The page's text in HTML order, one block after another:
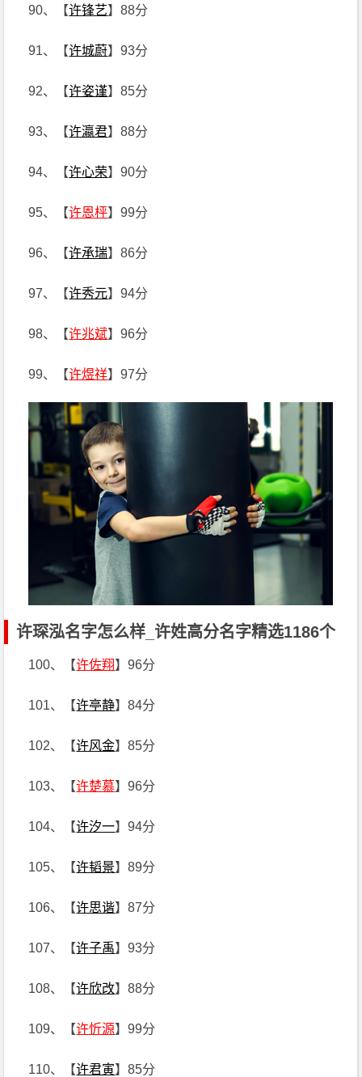
90、【许锋艺】88分
91、【许城蔚】93分
92、【许姿谨】85分
93、【许瀛君】88分
94、【许心荣】90分
95、【许恩枰】99分
96、【许承瑞】86分
97、【许秀元】94分
98、【许兆斌】96分
99、【许煜祥】97分
许琛泓名字怎么样_许姓高分名字精选1186个
100、【许佐翔】96分
101、【许亭静】84分
102、【许风金】85分
103、【许楚慕】96分
104、【许汐一】94分
105、【许韬景】89分
106、【许思谐】87分
107、【许子禹】93分
108、【许欣改】88分
109、【许忻源】99分
110、【许君寅】85分